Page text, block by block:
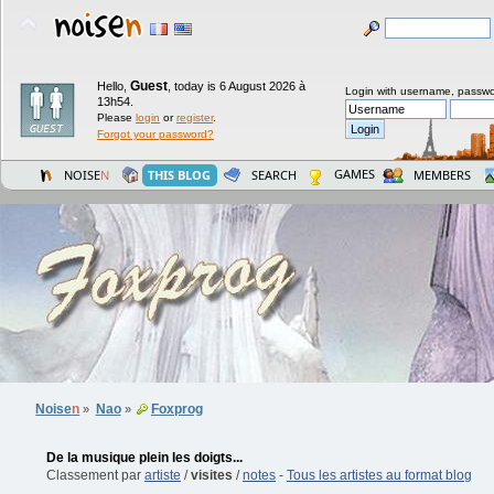
Hello, Guest today is 6 August 2026 à
13h54.
Please login orregister.
Forgot your password?
Login with username,
NOISEN THIS BLOG SEARCH GAMES MEMBERS
Noisen » Nao» Foxprog
De la musique plein les doigts...
Classement par artiste /visites /notes - Tous les artistes au format blog